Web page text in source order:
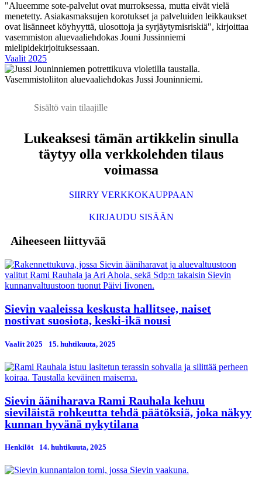
"Alueemme sote-palvelut ovat murroksessa, mutta eivät vielä
menetetty. Asiakasmaksujen korotukset ja palveluiden leikkaukset
ovat lisänneet köyhyyttä, ulosottoja ja syrjäytymisriskiä", kirjoittaa
vasemmiston aluevaaliehdokas Jouni Jussinniemi
mielipidekirjoituksessaan.
Vaalit 2025
Vasemmistoliiton aluevaaliehdokas Jussi Jouninniemi.
Sisältö vain tilaajille
Lukeaksesi tämän artikkelin sinulla
täytyy olla verkkolehden tilaus
voimassa
SIIRRY VERKKOKAUPPAAN
KIRJAUDU SISÄÄN
Aiheeseen liittyvää
Sievin vaaleissa keskusta hallitsee, naiset
nostivat suosiota, keski-ikä nousi
Vaalit 2025 15. huhtikuuta, 2025
Sievin ääniharava Rami Rauhala kehuu
sieviläistä rohkeutta tehdä päätöksiä, joka näkyy
kunnan hyvänä nykytilana
Henkilöt 14. huhtikuuta, 2025